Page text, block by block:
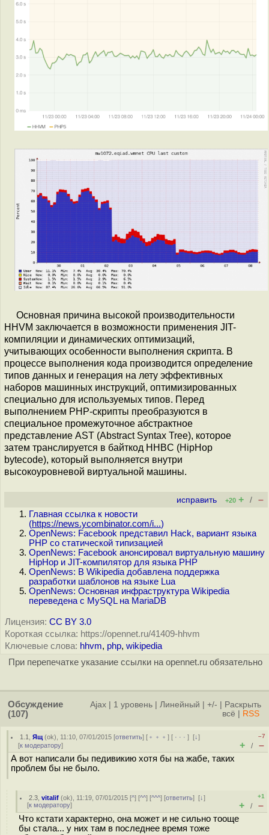
Основная причина высокой производительности
HHVM заключается в возможности применения JIT-
компиляции и динамических оптимизаций,
учитывающих особенности выполнения скрипта. В
процессе выполнения кода производится определение
типов данных и генерация на лету эффективных
наборов машинных инструкций, оптимизированных
специально для используемых типов. Перед
выполнением PHP-скрипты преобразуются в
специальное промежуточное абстрактное
представление AST (Abstract Syntax Tree), которое
затем транслируется в байткод HHBC (HipHop
bytecode), который выполняется внутри
высокоуровневой виртуальной машины.
исправить +20 + / –
Главная ссылка к новости
(https://news.ycombinator.com/i...)
OpenNews: Facebook представил Hack, вариант языка
PHP со статической типизацией
OpenNews: Facebook анонсировал виртуальную машину
HipHop и JIT-компилятор для языка PHP
OpenNews: В Wikipedia добавлена поддержка
разработки шаблонов на языке Lua
OpenNews: Основная инфраструктура Wikipedia
переведена с MySQL на MariaDB
Лицензия: CC BY 3.0
Короткая ссылка: https://opennet.ru/41409-hhvm
Ключевые слова: hhvm, php, wikipedia
При перепечатке указание ссылки на opennet.ru обязательно
Обсуждение
(107)
Ajax 1 уровень Линейный +/-
Раскрыть
всё
RSS
1.1 ,Ящ (ok), 11:10, 07/01/2015 [ответить] [ ﹢﹢﹢] [ · · ·][↓]
[к модератору]
–7
+ / –
А вот написали бы педивикию хотя бы на жабе, таких
проблем бы не было.
2.3 ,vitalif (ok), 11:19, 07/01/2015 [^] [^^] [^^^] [ответить][↓]
[к модератору]
+1
+ / –
Что кстати характерно, она может и не сильно тооще
бы стала... у них там в последнее время тоже